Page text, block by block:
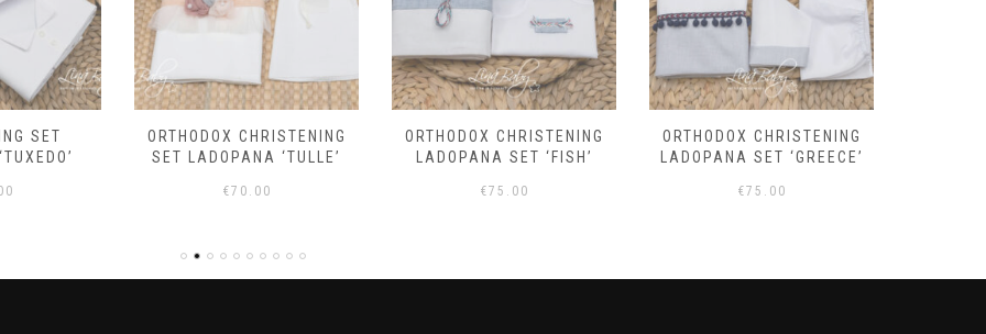
SET
ORTHODOX CHRISTENING
SET LADOPANA ‘TULLE’
€70.00
ORTHODOX CHRISTENING
LADOPANA SET ‘FISH’
€75.00
ORTHODOX CHRISTENING
LADOPANA SET ‘GREECE’
€75.00